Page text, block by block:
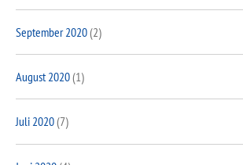
September 2020(2)
August 2020(1)
Juli 2020(7)